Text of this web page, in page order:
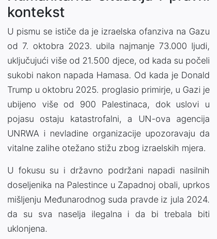
kontekst
U pismu se ističe da je izraelska ofanziva na Gazu
od 7. oktobra 2023. ubila najmanje 73.000 ljudi,
uključujući više od 21.500 djece, od kada su počeli
sukobi nakon napada Hamasa. Od kada je Donald
Trump u oktobru 2025. proglasio primirje, u Gazi je
ubijeno više od 900 Palestinaca, dok uslovi u
pojasu ostaju katastrofalni, a UN-ova agencija
UNRWA i nevladine organizacije upozoravaju da
vitalne zalihe otežano stižu zbog izraelskih mjera.
U fokusu su i državno podržani napadi nasilnih
doseljenika na Palestince u Zapadnoj obali, uprkos
mišljenju Međunarodnog suda pravde iz jula 2024.
da su sva naselja ilegalna i da bi trebala biti
uklonjena.